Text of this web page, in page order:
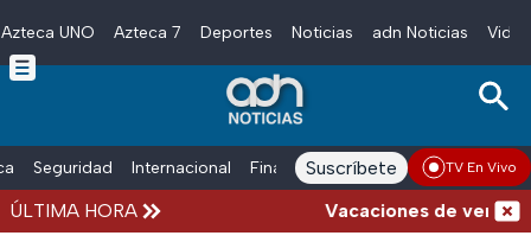
Skip to main content
Azteca UNO Azteca 7 Deportes Noticias adn Noticias
Seguridad Internacional Finanzas adn Noticias Radio
Suscríbete TV En Vivo
ÚLTIMA HORA Vacaciones de verano